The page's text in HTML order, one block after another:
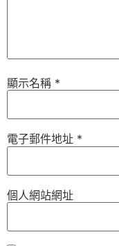
顯示名稱 *
電子郵件地址 *
個人網站網址